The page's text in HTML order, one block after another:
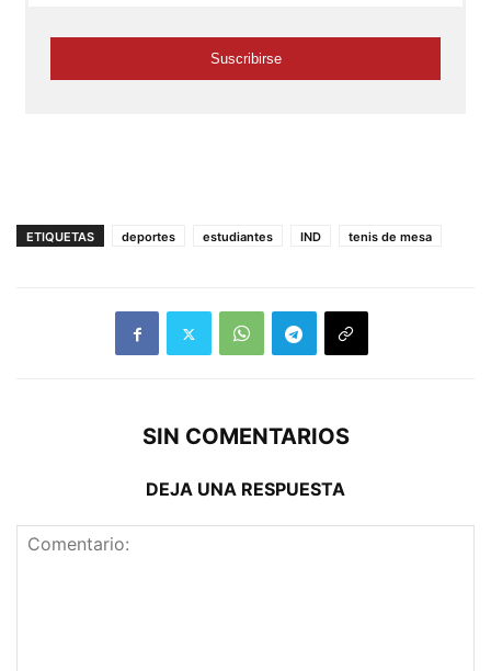
ETIQUETAS deportes estudiantes IND tenis de mesa
SIN COMENTARIOS
DEJA UNA RESPUESTA